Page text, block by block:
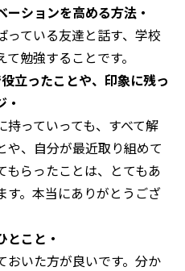
ーションを高める方法・
っている友達と話す、学校
勉強することです。
立ったことや、印象に残っ
っていっても、すべて解
や、自分が最近取り組めて
もらったことは、とてもあ
す。本当にありがとうござ
とこと・
おいた方が良いです。分か